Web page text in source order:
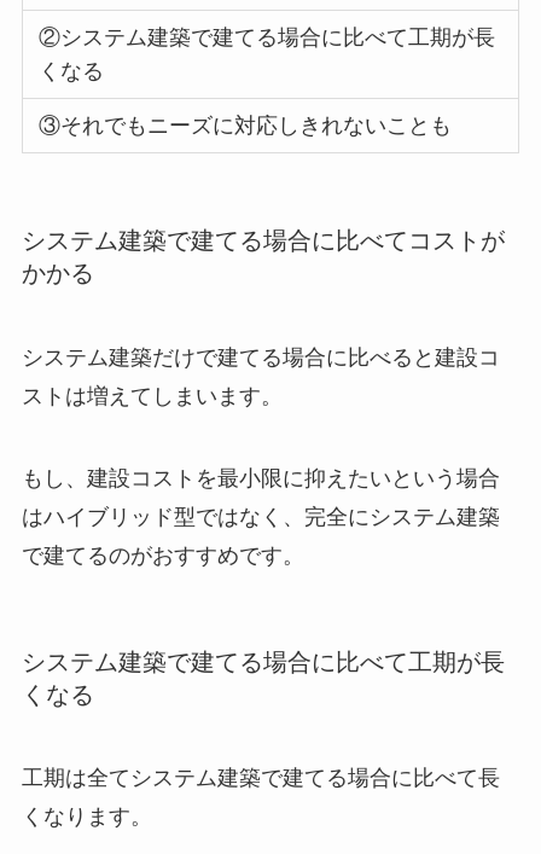
②システム建築で建てる場合に比べて工期が長
くなる
③それでもニーズに対応しきれないことも
システム建築で建てる場合に比べてコストが
かかる
システム建築だけで建てる場合に比べると建設コ
ストは増えてしまいます。
もし、建設コストを最小限に抑えたいという場合
はハイブリッド型ではなく、完全にシステム建築
で建てるのがおすすめです。
システム建築で建てる場合に比べて工期が長
くなる
工期は全てシステム建築で建てる場合に比べて長
くなります。